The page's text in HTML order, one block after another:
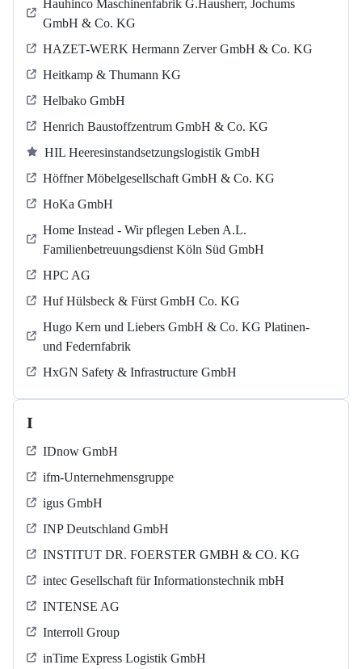
Hauhinco Maschinenfabrik G.Hausherr, Jochums
GmbH & Co. KG
HAZET-WERK Hermann Zerver GmbH & Co. KG
Heitkamp & Thumann KG
Helbako GmbH
Henrich Baustoffzentrum GmbH & Co. KG
HIL Heeresinstandsetzungslogistik GmbH
Höffner Möbelgesellschaft GmbH & Co. KG
HoKa GmbH
Home Instead - Wir pflegen Leben A.L.
Familienbetreuungsdienst Köln Süd GmbH
HPC AG
Huf Hülsbeck & Fürst GmbH Co. KG
Hugo Kern und Liebers GmbH & Co. KG Platinen-
und Federnfabrik
HxGN Safety & Infrastructure GmbH
I
IDnow GmbH
ifm-Unternehmensgruppe
igus GmbH
INP Deutschland GmbH
INSTITUT DR. FOERSTER GMBH & CO. KG
intec Gesellschaft für Informationstechnik mbH
INTENSE AG
Interroll Group
inTime Express Logistik GmbH